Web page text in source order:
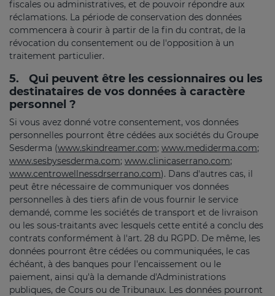
fiscales ou administratives, et de pouvoir répondre aux
réclamations. La période de conservation des données
commencera à courir à partir de la fin du contrat, de la
révocation du consentement ou de l'opposition à un
traitement particulier.
5.
Qui peuvent être les cessionnaires ou les
destinataires de vos données à caractère
personnel ?
Si vous avez donné votre consentement, vos données
personnelles pourront être cédées aux sociétés du Groupe
Sesderma (www.skindreamer.com; www.mediderma.com;
www.sesbysesderma.com; www.clinicaserrano.com;
www.centrowellnessdrserrano.com). Dans d'autres cas, il
peut être nécessaire de communiquer vos données
personnelles à des tiers afin de vous fournir le service
demandé, comme les sociétés de transport et de livraison
ou les sous-traitants avec lesquels cette entité a conclu des
contrats conformément à l'art. 28 du RGPD. De même, les
données pourront être cédées ou communiquées, le cas
échéant, à des banques pour l'encaissement ou le
paiement, ainsi qu'à la demande d'Administrations
publiques, de Cours ou de Tribunaux. Les données pourront